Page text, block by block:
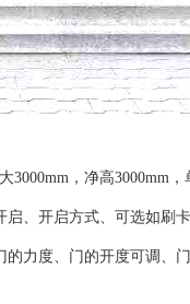
，净高3000mm
、开启方式、可选如刷
力度、门的开度可调、